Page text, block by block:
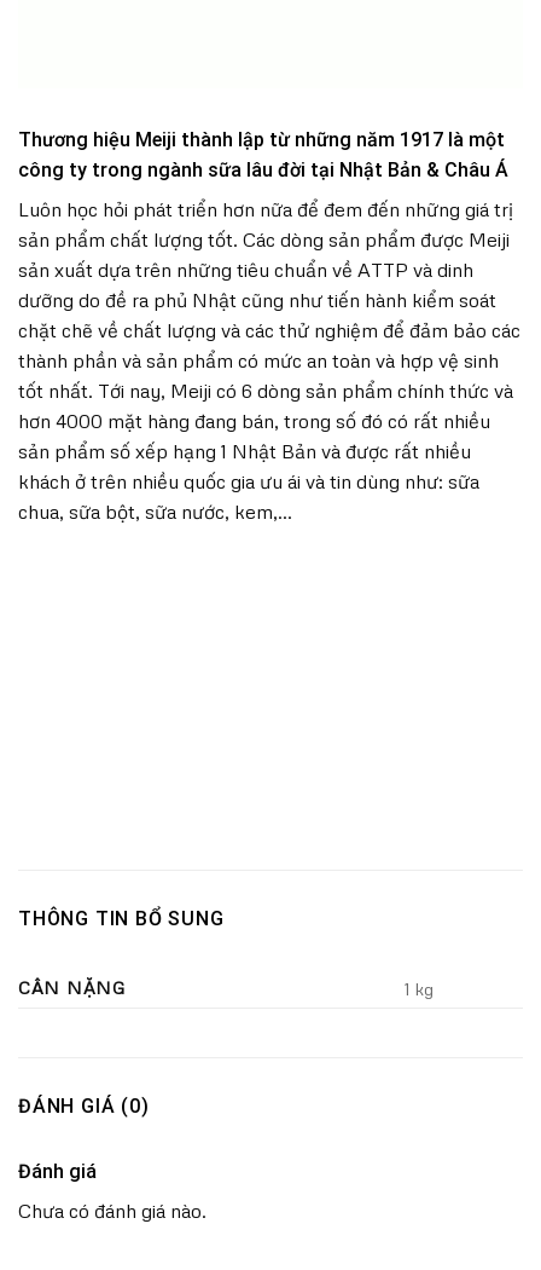
Thương hiệu Meiji thành lập từ những năm 1917 là một
công ty trong ngành sữa lâu đời tại Nhật Bản & Châu Á
Luôn học hỏi phát triển hơn nữa để đem đến những giá trị
sản phẩm chất lượng tốt. Các dòng sản phẩm được Meiji
sản xuất dựa trên những tiêu chuẩn về ATTP và dinh
dưỡng do đề ra phủ Nhật cũng như tiến hành kiểm soát
chặt chẽ về chất lượng và các thử nghiệm để đảm bảo các
thành phần và sản phẩm có mức an toàn và hợp vệ sinh
tốt nhất. Tới nay, Meiji có 6 dòng sản phẩm chính thức và
hơn 4000 mặt hàng đang bán, trong số đó có rất nhiều
sản phẩm số xếp hạng 1 Nhật Bản và được rất nhiều
khách ở trên nhiều quốc gia ưu ái và tin dùng như: sữa
chua, sữa bột, sữa nước, kem,…
THÔNG TIN BỔ SUNG
CÂN NẶNG 1 kg
ĐÁNH GIÁ (0)
Đánh giá
Chưa có đánh giá nào.